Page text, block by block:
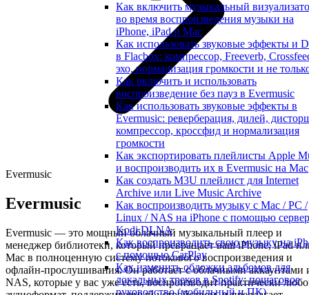
Как включить музыкальный
во время воспроизведения музыки на
iPhone, iPad и Mac
Как использовать звуковые эффекты и
в Flacbox: компрессор, Freeverb,
эхо, нормализация громкости и не
Как включить и использовать
воспроизведение без пауз в Evermusic
Как использовать звуковые эффекты в
Evermusic: реверберация, дилей,
компрессор, кроссфид и нормализация
громкости
Как экспортировать плейлисты Apple
и воспроизводить их в Evermusic на Mac
Как создать M3U плейлист для Internet
Archive или Live Music Archive
Как воспроизводить музыку с Mac / PC /
Linux / NAS на iPhone с помощью
Kodi DLNA
Как воспроизводить свою музыку на
с помощью CarPlay
Как изменить обложки альбомов для
локальных треков в Spotify: пошаговое
руководство (мобильный и ПК)
Evermusic
Evermusic
Evermusic — это мощный облачный музыкальный плеер и
менеджер библиотеки, который превращает ваш iPhone, iPad
Mac в полноценную систему потокового воспроизведения и
офлайн-прослушивания. Он работает с облачными аккаунтами
NAS, которые у вас уже есть, воспроизводит практически